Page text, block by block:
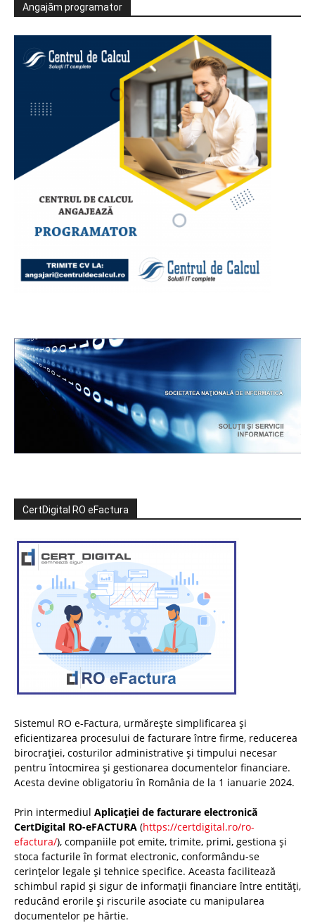
Angajăm programator
CertDigital RO eFactura
Sistemul RO e-Factura, urmărește simplificarea și
eficientizarea procesului de facturare între firme, reducerea
birocrației, costurilor administrative și timpului necesar
pentru întocmirea și gestionarea documentelor financiare.
Acesta devine obligatoriu în România de la 1 ianuarie 2024.
Prin intermediul Aplicației de facturare electronică
CertDigital RO-eFACTURA (https://certdigital.ro/ro-
efactura/), companiile pot emite, trimite, primi, gestiona și
stoca facturile în format electronic, conformându-se
cerințelor legale și tehnice specifice. Aceasta facilitează
schimbul rapid și sigur de informații financiare între entități,
reducând erorile și riscurile asociate cu manipularea
documentelor pe hârtie.